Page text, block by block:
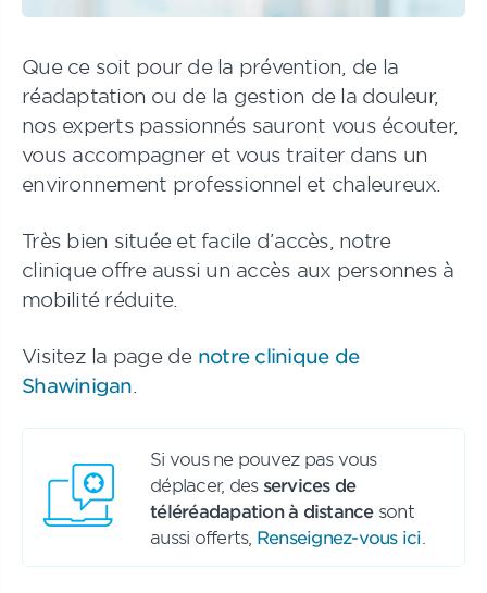
Que ce soit pour de la prévention, de la
réadaptation ou de la gestion de la douleur,
nos experts passionnés sauront vous écouter,
vous accompagner et vous traiter dans un
environnement professionnel et chaleureux.
Très bien située et facile d’accès, notre
clinique offre aussi un accès aux personnes à
mobilité réduite.
Visitez la page de notre clinique de
Shawinigan
Si vous ne pouvez pas vous
déplacer, des services de
téléréadapation à distancesont
aussi offerts, Renseignez-vous ici